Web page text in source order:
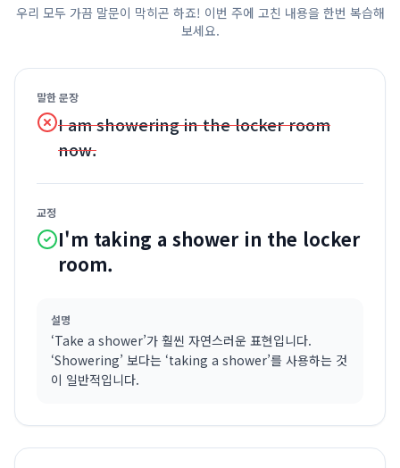
우리 모두 가끔 말문이 막히곤 하죠! 이번 주에 고친 내용을 한번 복습해
보세요.
말한 문장
I am showering in the locker room
now.
교정
I'm taking a shower in the locker
room.
설명
‘Take a shower’가 훨씬 자연스러운 표현입니다.
‘Showering’ 보다는 ‘taking a shower’를 사용하는 것
이 일반적입니다.